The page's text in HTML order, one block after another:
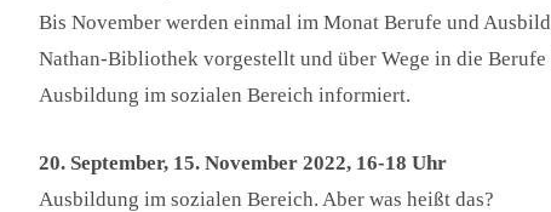
Bis November werden einmal im Monat Berufe und
Nathan-Bibliothek vorgestellt und über Wege in die
Ausbildung im sozialen Bereich informiert.
20. September, 15. November 2022, 16-18 Uhr
Ausbildung im sozialen Bereich. Aber was heißt das?